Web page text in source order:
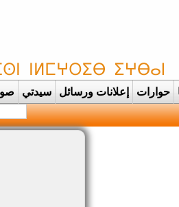
حوارات إعلانات ورسائل سيدتي